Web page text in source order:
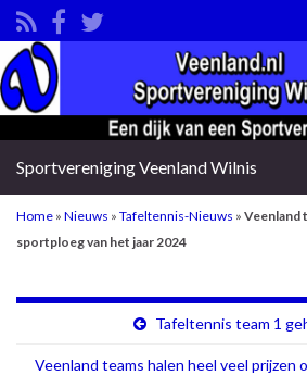
Sportvereniging Veenland Wilnis
Home » Nieuws » Tafeltennis-Nieuws » Veenland
sportploeg van het jaar 2024
Tafeltennis team 1
Veenland teams halen heel veel prijzen